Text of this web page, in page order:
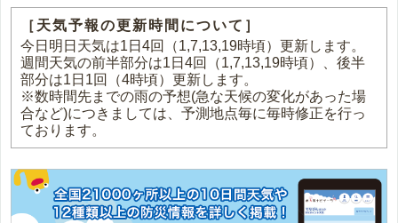
［天気予報の更新時間について］
今日明日天気は1日4回（1,7,13,19時頃）更新します。
週間天気の前半部分は1日4回（1,7,13,19時頃）、後半
部分は1日1回（4時頃）更新します。
※数時間先までの雨の予想(急な天候の変化があった場
合など)につきましては、予測地点毎に毎時修正を行っ
ております。